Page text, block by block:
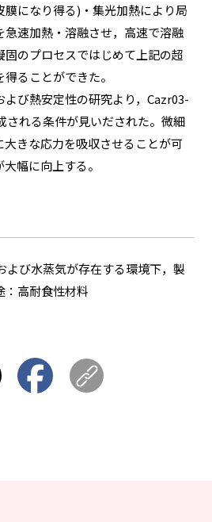
になり得る)・集光加熱により局
急速加熱・溶融させ，高速で溶融
のプロセスではじめて上記の超
ることができた。
び熱安定性の研究より，Cazr03-
される条件が見いだされた。微細
きな応力を吸収させることが可
幅に向上する。
び水蒸気が存在する環境下，製
：高耐食性材料